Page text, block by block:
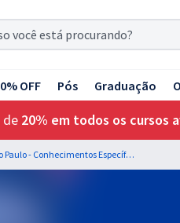
OFF Pós Graduação
de 20% em todos os cursos
USP - Universidade de São Paulo - Conhecimentos Específicos para o Cargo de Enfermeiro (Especialidade: Enfermagem na Atenção Primária à Saúde)